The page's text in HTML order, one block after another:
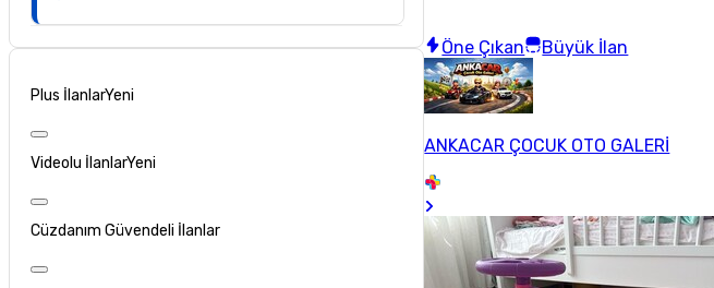
Plus İlanlarYeni
Videolu İlanlarYeni
Cüzdanım Güvendeli İlanlar
Öne Çıkan Büyük İlan
ANKACAR ÇOCUK OTO GALERİ